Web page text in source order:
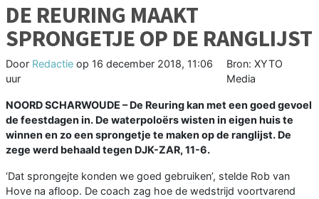
DE REURING MAAKT
SPRONGETJE OP DE RANGLIJST
Door Redactie op 16 december 2018, 11:06
uur
Bron: XYTO
Media
NOORD SCHARWOUDE –De Reuring kan met een goed gevoel
de feestdagen in. De waterpoloërs wisten in eigen huis te
winnen en zo een sprongetje te maken op de ranglijst. De
zege werd behaald tegen DJK-ZAR, 11-6.
‘Dat sprongejte konden we goed gebruiken’, stelde Rob van
Hove na afloop. De coach zag hoe de wedstrijd voortvarend